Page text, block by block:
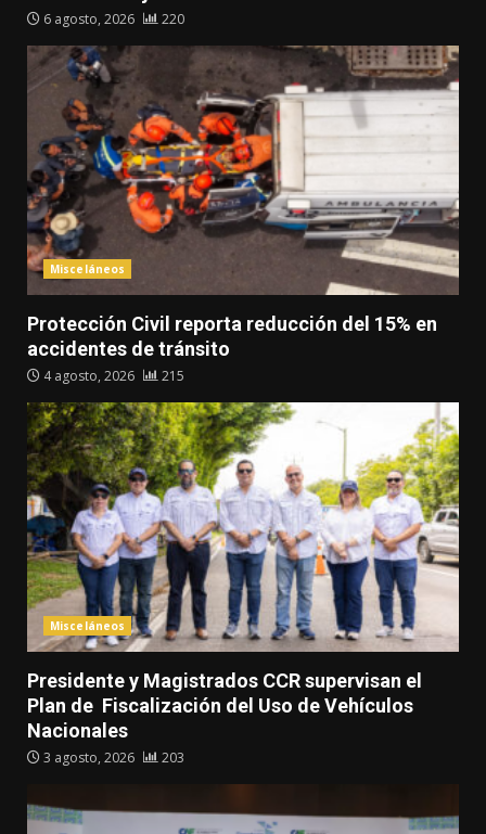
6 agosto, 2026 220
Misceláneos
Protección Civil reporta reducción del 15% en
accidentes de tránsito
4 agosto, 2026 215
Misceláneos
Presidente y Magistrados CCR supervisan el
Plan de Fiscalización del Uso de Vehículos
Nacionales
3 agosto, 2026 203